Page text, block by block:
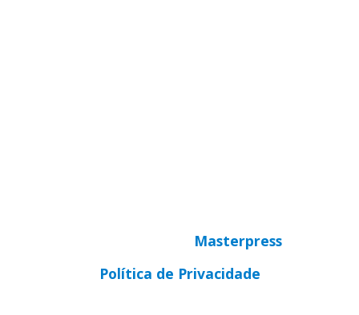
Masterpress
Política de Privacidade